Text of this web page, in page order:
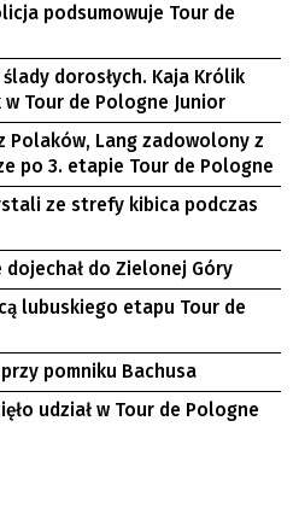
podsumowuje Tour de
dorosłych. Kaja Królik
Tour de Pologne Junior
Polaków, Lang zadowolony z
po 3. etapie Tour de Pologne
ze strefy kibica podczas
do Zielonej Góry
lubuskiego etapu Tour de
pomniku Bachusa
udział w Tour de Pologne